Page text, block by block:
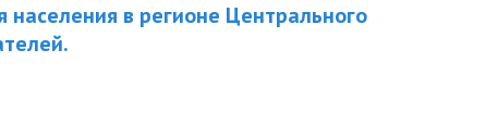
населения в регионе Центрального